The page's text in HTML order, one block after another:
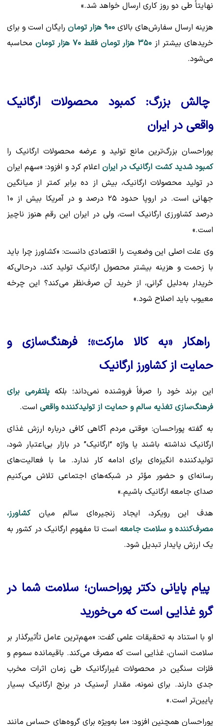
نهایتاً طی دو روز کاری ارسال خواهد شد.»
هزینه ارسال سفارش‌های بالای ۹۰۰ هزار تومان
رایگان است و برای
خریدهای بیشتر از ۳۵۰ هزار تومان فقط ۷۰ هزار تومان
محاسبه
می‌شود.
چالش بزرگ: کمبود محصولات ارگانیک
واقعی در ایران
پوراحسان بزرگ‌ترین مانع تولید و عرضه محصولات ارگانیک را
کمبود شدید کشت ارگانیک در ایراناعلام کرد و افزود: «سهم ایران
در تولید محصولات ارگانیک، بیش از ده برابر کمتر از میانگین
جهانی است. در اروپا حدود ۲۵ درصد و در آمریکا بیش از ۱۰
درصد کشاورزی ارگانیک است، ولی در ایران این رقم هنوز ناچیز
است.»
وی علت اصلی این وضعیت را اقتصادی دانست: «کشاورز چرا باید
با زحمت و هزینه بیشتر محصول ارگانیک تولید کند، درحالی‌که
خریدار به‌دلیل گرانی، از خرید آن صرف‌نظر می‌کند؟ این چرخه
معیوب باید اصلاح شود.»
راهکار «به کالا مارکت»؛ فرهنگ‌سازی و
حمایت از کشاورز ارگانیک
این برند خود را صرفاً فروشنده نمی‌داند؛ بلکهپلتفرمی برای
فرهنگ‌سازی تغذیه سالم و حمایت از تولیدکننده واقعی است.
به گفته پوراحسان: «وقتی مردم آگاهی کافی درباره ارزش غذای
ارگانیک نداشته باشند یا واژه “ارگانیک” در بازار بی‌اعتبار شود،
تولیدکننده انگیزه‌ای برای ادامه کار ندارد. ما با فعالیت‌های
رسانه‌ای و حضور مؤثر در شبکه‌های اجتماعی تلاش می‌کنیم
صدای جامعه ارگانیک باشیم.»
هدف این رویکرد، ایجاد زنجیره‌ای سالم میانکشاورز،
مصرف‌کننده و سلامت جامعه است تا مفهوم ارگانیک در کشور به
یک ارزش پایدار تبدیل شود.
پیام پایانی دکتر پوراحسان؛ سلامت شما در
گرو غذایی است که می‌خورید
او با استناد به تحقیقات علمی گفت: «مهم‌ترین عامل تأثیرگذار بر
سلامت انسان، غذایی است که مصرف می‌کند. باقیمانده سموم و
فلزات سنگین در محصولات غیرارگانیک طی زمان اثرات مخرب
جدی دارند. برای نمونه، مقدار آرسنیک در برنج ارگانیک بسیار
پایین‌تر است.»
پوراحسان همچنین افزود: «ما به‌ویژه برای گروه‌های حساس مانند